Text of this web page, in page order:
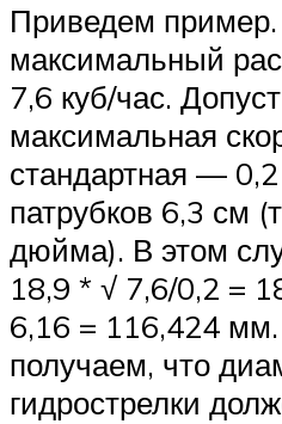
Приведем
максимальный
7,6 куб/час.
максимальная
стандартная —
патрубков 6,3 см
дюйма). В этом
18,9 * √ 7,6/0,2 =
6,16 = 116,424 мм.
получаем, что
гидрострелки